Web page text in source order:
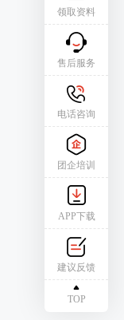
领取资料
售后服务
电话咨询
团企培训
APP下载
建议反馈
TOP